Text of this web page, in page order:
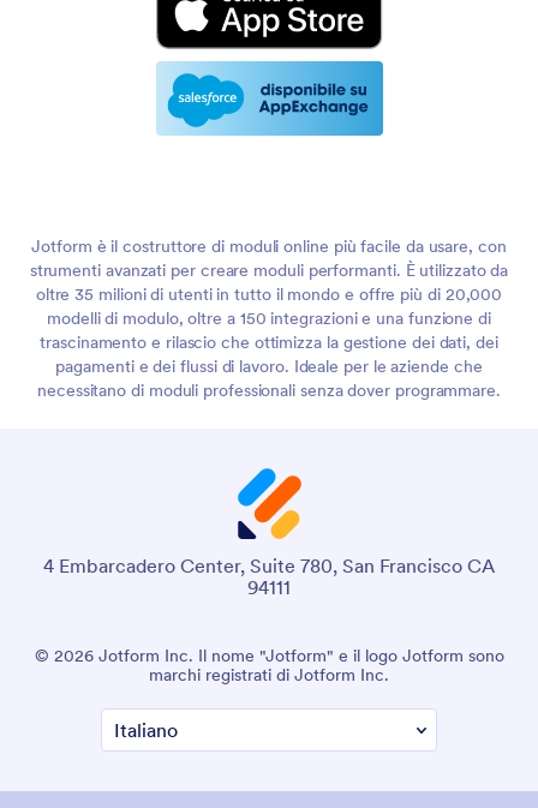
Jotform è il costruttore di moduli online più facile da usare, con
strumenti avanzati per creare moduli performanti. È utilizzato da
oltre 35 milioni di utenti in tutto il mondo e offre più di 20,000
modelli di modulo, oltre a 150 integrazioni e una funzione di
trascinamento e rilascio che ottimizza la gestione dei dati, dei
pagamenti e dei flussi di lavoro. Ideale per le aziende che
necessitano di moduli professionali senza dover programmare.
4 Embarcadero Center, Suite 780, San Francisco CA
94111
© 2026 Jotform Inc. Il nome "Jotform" e il logo Jotform sono
marchi registrati di Jotform Inc.